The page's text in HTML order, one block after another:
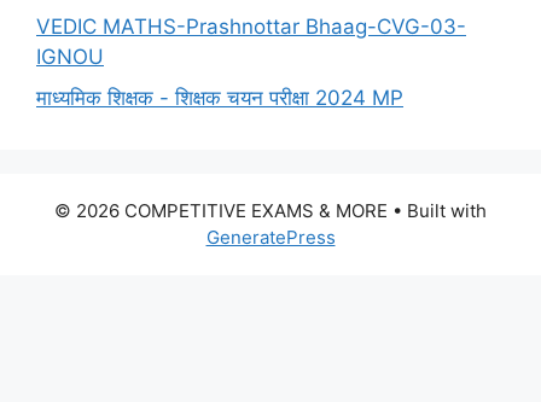
VEDIC MATHS-Prashnottar Bhaag-CVG-03-
IGNOU
माध्यमिक शिक्षक - शिक्षक चयन परीक्षा 2024 MP
© 2026 COMPETITIVE EXAMS & MORE • Built with
GeneratePress